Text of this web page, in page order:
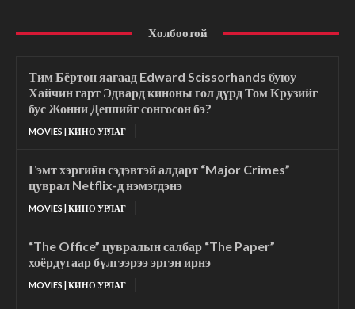
Холбоотой
Тим Бёртон яагаад Edward Scissorhands буюу
Хайчин гарт Эдвард киноны гол дүрд Том Крузийг
бус Жонни Деппийг сонгосон бэ?
MOVIES | КИНО УРЛАГ
Гэмт хэргийн сэдэвтэй алдарт “Major Crimes”
цуврал Netflix-д нэмэгдэнэ
MOVIES | КИНО УРЛАГ
“The Office” цувралын салбар “The Paper”
хоёрдугаар бүлгээрээ эргэн ирнэ
MOVIES | КИНО УРЛАГ